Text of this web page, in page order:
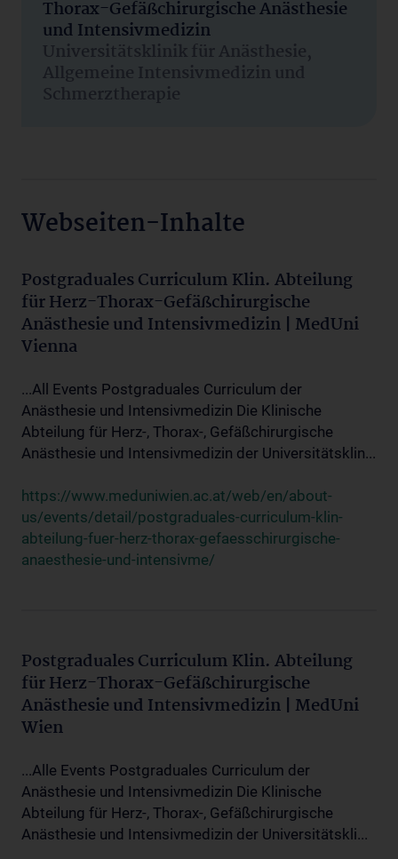
Thorax-Gefäßchirurgische Anästhesie
und Intensivmedizin
Universitätsklinik für Anästhesie,
Allgemeine Intensivmedizin und
Schmerztherapie
Webseiten-Inhalte
Postgraduales Curriculum Klin. Abteilung
für Herz-Thorax-Gefäßchirurgische
Anästhesie und Intensivmedizin | MedUni
Vienna
...All Events Postgraduales Curriculum der
Anästhesie und Intensivmedizin Die Klinische
Abteilung für Herz-, Thorax-, Gefäßchirurgische
Anästhesie und Intensivmedizin der Universitätsklin...
https://www.meduniwien.ac.at/web/en/about-
us/events/detail/postgraduales-curriculum-klin-
abteilung-fuer-herz-thorax-gefaesschirurgische-
anaesthesie-und-intensivme/
Postgraduales Curriculum Klin. Abteilung
für Herz-Thorax-Gefäßchirurgische
Anästhesie und Intensivmedizin | MedUni
Wien
...Alle Events Postgraduales Curriculum der
Anästhesie und Intensivmedizin Die Klinische
Abteilung für Herz-, Thorax-, Gefäßchirurgische
Anästhesie und Intensivmedizin der Universitätskli...